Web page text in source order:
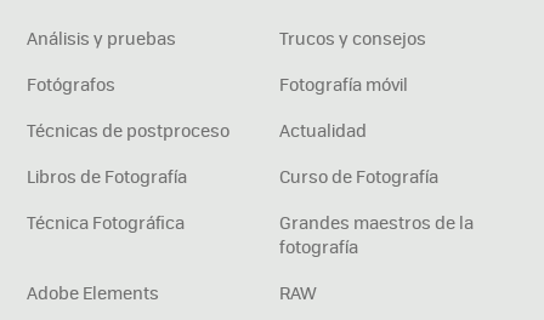
Análisis y pruebas
Trucos y consejos
Fotógrafos
Fotografía móvil
Técnicas de postproceso
Actualidad
Libros de Fotografía
Curso de Fotografía
Técnica Fotográfica
Grandes maestros de la
fotografía
Adobe Elements
RAW